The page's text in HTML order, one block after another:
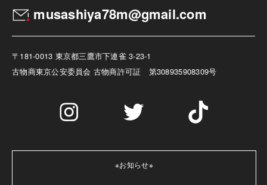
musashiya78m@gmail.com
〒181-0013 東京都三鷹市下連雀 3-23-1
古物商東京公安委員会 古物商許可証 第308935908309号
※お知らせ※